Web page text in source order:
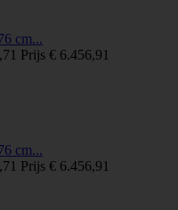
cm...
Prijs € 6.456,91
cm...
Prijs € 6.456,91